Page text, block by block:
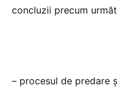
concluzii precum
– procesul de predare